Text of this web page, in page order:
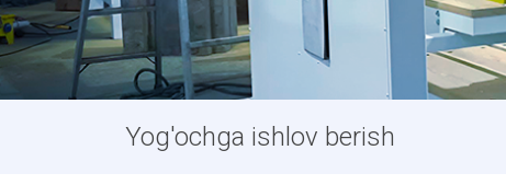
Yog'ochga ishlov berish